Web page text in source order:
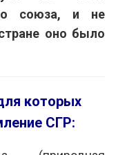
союза, и не
оно было
которых
СГР: